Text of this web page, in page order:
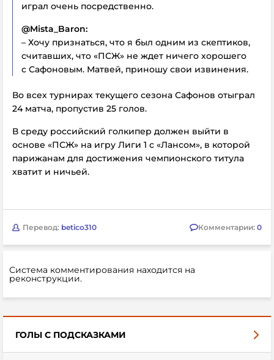
играл очень посредственно.
@Mista_Baron:
– Хочу признаться, что я был одним из скептиков,
считавших, что «ПСЖ» не ждет ничего хорошего
с Сафоновым. Матвей, приношу свои извинения.
Во всех турнирах текущего сезона Сафонов отыграл
24 матча, пропустив 25 голов.
В среду российский голкипер должен выйти в
основе «ПСЖ» на игру Лиги 1 с «Лансом», в которой
парижанам для достижения чемпионского титула
хватит и ничьей.
Перевод: betico310 Комментарии: 0
Система комментирования находится на
реконструкции.
ГОЛЫ С ПОДСКАЗКАМИ